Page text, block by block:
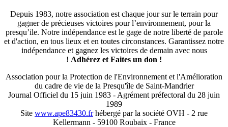
Depuis 1983, notre association est chaque jour sur le terrain pour
gagner de précieuses victoires pour l’environnement, pour la
presqu’ile. Notre indépendance est le gage de notre liberté de parole
et d'action, en tous lieux et en toutes circonstances. Garantissez notre
indépendance et gagnez les victoires de demain avec nous
! Adhérez et Faites un don !
Association pour la Protection de l'Environnement et l'Amélioration
du cadre de vie de la Presqu'île de Saint-Mandrier
Journal Officiel du 15 juin 1983 - Agrément préfectoral du 28 juin
1989
Site www.ape83430.frhébergé par la société OVH - 2 rue
Kellermann - 59100 Roubaix - France